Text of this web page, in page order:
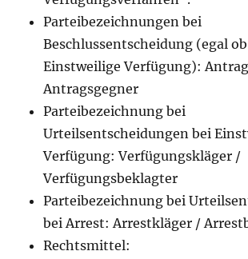
Parteibezeichnungen bei
Beschlussentscheidung (egal
Einstweilige Verfügung):
Antragsgegner
Parteibezeichnung bei
Urteilsentscheidungen bei
Verfügung: Verfügungskläger /
Verfügungsbeklagter
Parteibezeichnung bei
bei Arrest: Arrestkläger /
Rechtsmittel: